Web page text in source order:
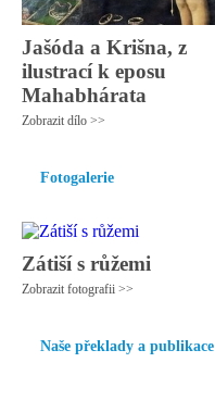
Jašóda a Krišna, z
ilustrací k eposu
Mahabhárata
Zobrazit dílo >>
Fotogalerie
Zátiší s růžemi
Zobrazit fotografii >>
Naše překlady a publikace